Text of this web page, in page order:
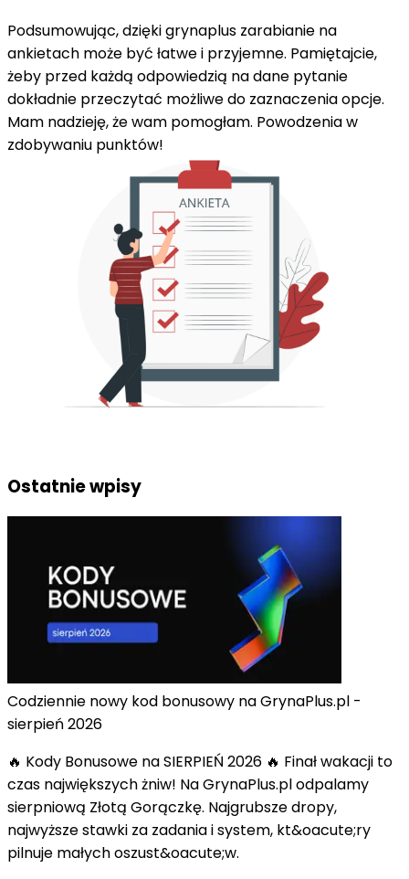
Podsumowując, dzięki grynaplus zarabianie na
ankietach może być łatwe i przyjemne. Pamiętajcie,
żeby przed każdą odpowiedzią na dane pytanie
dokładnie przeczytać możliwe do zaznaczenia opcje.
Mam nadzieję, że wam pomogłam. Powodzenia w
zdobywaniu punktów!
Ostatnie wpisy
Codziennie nowy kod bonusowy na GrynaPlus.pl -
sierpień 2026
🔥 Kody Bonusowe na SIERPIEŃ 2026 🔥 Finał wakacji to
czas największych żniw! Na GrynaPlus.pl odpalamy
sierpniową Złotą Gorączkę. Najgrubsze dropy,
najwyższe stawki za zadania i system, kt&oacute;ry
pilnuje małych oszust&oacute;w.